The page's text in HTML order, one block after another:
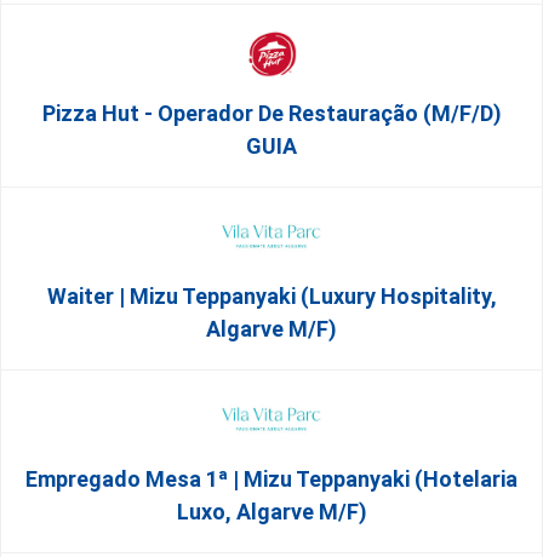
Pizza Hut - Operador De Restauração (m/f/d)
GUIA
Waiter | Mizu Teppanyaki (Luxury Hospitality,
Algarve M/F)
Empregado Mesa 1ª | Mizu Teppanyaki (Hotelaria
Luxo, Algarve M/F)